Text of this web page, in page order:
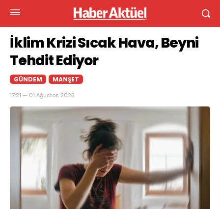
İklim Krizi Sıcak Hava, Beyni
Tehdit Ediyor
GÜNDEM MANŞET
17:21 — 01 Ağustos 2025